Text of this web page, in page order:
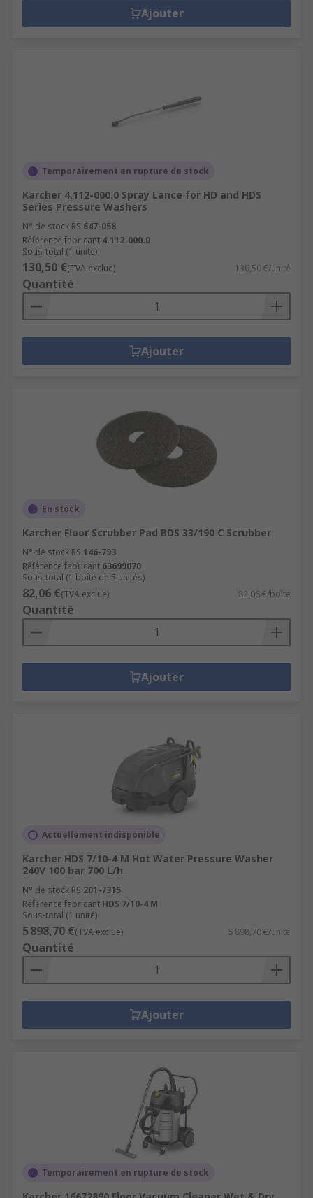
Ajouter
Temporairement en rupture de stock
Karcher 4.112-000.0 Spray Lance for HD and HDS
Series Pressure Washers
N° de stock RS 647-058
Référence fabricant 4.112-000.0
Sous-total (1 unité)
130,50 €(TVA exclue) 130,50 €/unité
Quantité
Ajouter
En stock
Karcher Floor Scrubber Pad BDS 33/190 C Scrubber
N° de stock RS 146-793
Référence fabricant 63699070
Sous-total (1 boîte de 5 unités)
82,06 €(TVA exclue) 82,06 €/boîte
Quantité
Ajouter
Actuellement indisponible
Karcher HDS 7/10-4 M Hot Water Pressure Washer
240V 100 bar 700 L/h
N° de stock RS 201-7315
Référence fabricant HDS 7/10-4 M
Sous-total (1 unité)
5 898,70 €(TVA exclue) 5 898,70 €/unité
Quantité
Ajouter
Temporairement en rupture de stock